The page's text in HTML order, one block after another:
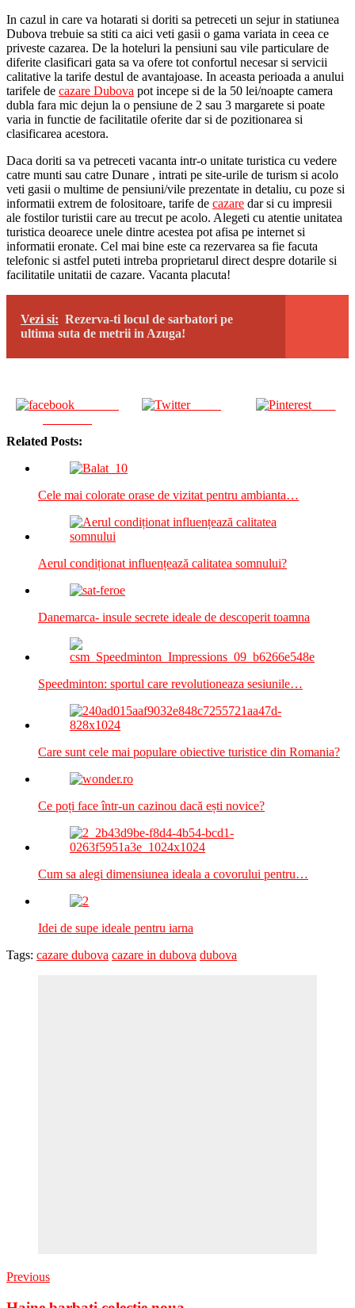
In cazul in care va hotarati si doriti sa petreceti un sejur in statiunea
Dubova trebuie sa stiti ca aici veti gasii o gama variata in ceea ce
priveste cazarea. De la hoteluri la pensiuni sau vile particulare de
diferite clasificari gata sa va ofere tot confortul necesar si servicii
calitative la tarife destul de avantajoase. In aceasta perioada a anului
tarifele de cazare Dubova pot incepe si de la 50 lei/noapte camera
dubla fara mic dejun la o pensiune de 2 sau 3 margarete si poate
varia in functie de facilitatile oferite dar si de pozitionarea si
clasificarea acestora.
Daca doriti sa va petreceti vacanta intr-o unitate turistica cu vedere
catre munti sau catre Dunare , intrati pe site-urile de turism si acolo
veti gasii o multime de pensiuni/vile prezentate in detaliu, cu poze si
informatii extrem de folositoare, tarife de cazare dar si cu impresii
ale fostilor turistii care au trecut pe acolo. Alegeti cu atentie unitatea
turistica deoarece unele dintre acestea pot afisa pe internet si
informatii eronate. Cel mai bine este ca rezervarea sa fie facuta
telefonic si astfel puteti intreba proprietarul direct despre dotarile si
facilitatile unitatii de cazare. Vacanta placuta!
Vezi si: Rezerva-ti locul de sarbatori pe
ultima suta de metrii in Azuga!
Tweet Save
Related Posts:
Cele mai colorate orase de vizitat pentru ambianta…
Aerul condiționat influențează calitatea somnului?
Danemarca- insule secrete ideale de descoperit toamna
Speedminton: sportul care revolutioneaza sesiunile…
Care sunt cele mai populare obiective turistice din Romania?
Ce poți face într-un cazinou dacă ești novice?
Cum sa alegi dimensiunea ideala a covorului pentru…
Idei de supe ideale pentru iarna
Tags: cazare dubova cazare in dubova dubova
Previous